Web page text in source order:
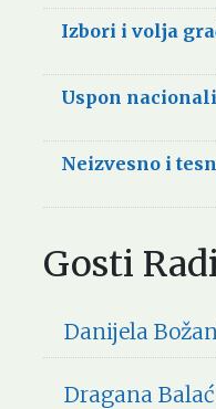
Izbori i volja
Uspon
Neizvesno i
Gosti
Danijela
Dragana Balać